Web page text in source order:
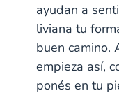
ayudan a
liviana tu
buen camino.
empieza así,
ponés en tu